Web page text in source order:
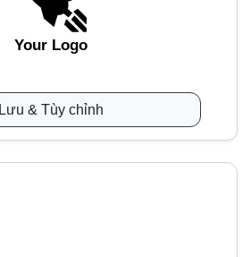
Your Logo
Lưu & Tùy chỉnh